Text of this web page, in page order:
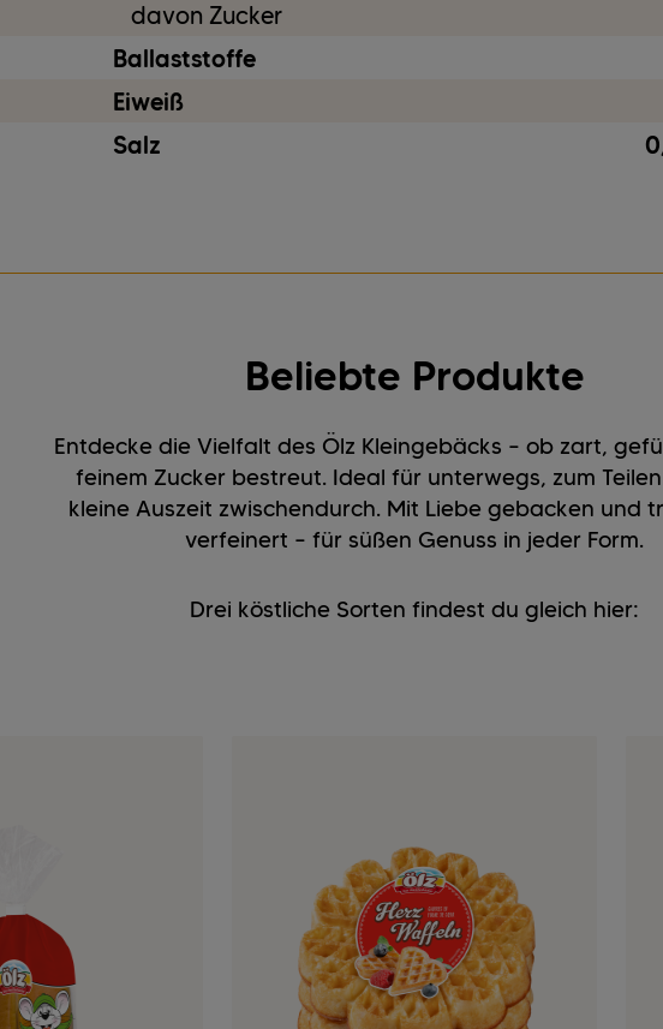
davon Zucker
Ballaststoffe
Eiweiß
Salz
Beliebte Produkte
Entdecke die Vielfalt des Ölz Kleingebäcks – ob zart,
feinem Zucker bestreut. Ideal für unterwegs, zum
kleine Auszeit zwischendurch. Mit Liebe gebacken und
verfeinert – für süßen Genuss in jeder Form.
Drei köstliche Sorten findest du gleich hier: